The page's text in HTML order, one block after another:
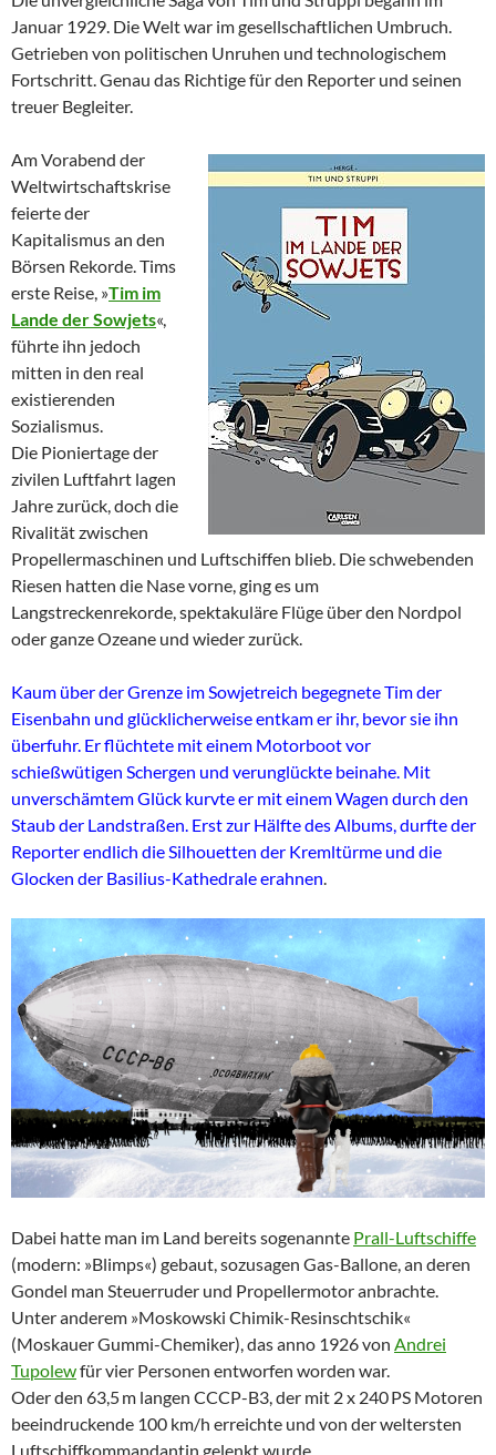
Januar 1929. Die Welt war im gesellschaftlichen Umbruch.
Getrieben von politischen Unruhen und technologischem
Fortschritt. Genau das Richtige für den Reporter und seinen
treuer Begleiter.
Am Vorabend der
Weltwirtschaftskrise
feierte der
Kapitalismus an den
Börsen Rekorde. Tims
erste Reise, »Tim im
Lande der Sowjets«,
führte ihn jedoch
mitten in den real
existierenden
Sozialismus.
Die Pioniertage der
zivilen Luftfahrt lagen
Jahre zurück, doch die
Rivalität zwischen
Propellermaschinen und Luftschiffen blieb. Die schwebenden
Riesen hatten die Nase vorne, ging es um
Langstreckenrekorde, spektakuläre Flüge über den Nordpol
oder ganze Ozeane und wieder zurück.
Kaum über der Grenze im Sowjetreich begegnete Tim der
Eisenbahn und glücklicherweise entkam er ihr, bevor sie ihn
überfuhr. Er flüchtete mit einem Motorboot vor
schießwütigen Schergen und verunglückte beinahe. Mit
unverschämtem Glück kurvte er mit einem Wagen durch den
Staub der Landstraßen. Erst zur Hälfte des Albums, durfte der
Reporter endlich die Silhouetten der Kremltürme und die
Glocken der Basilius-Kathedrale erahnen
Dabei hatte man im Land bereits sogenannte Prall-Luftschiffe
(modern: »Blimps«) gebaut, sozusagen Gas-Ballone, an deren
Gondel man Steuerruder und Propellermotor anbrachte.
Unter anderem »Moskowski Chimik-Resinschtschik«
(Moskauer Gummi-Chemiker), das anno 1926 von Andrei
Tupolewfür vier Personen entworfen worden war.
Oder den 63,5 m langen CCCP-B3, der mit 2 x 240 PS Motoren
beeindruckende 100 km/h erreichte und von der weltersten
Luftschiffkommandantin gelenkt wurde.